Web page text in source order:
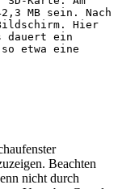
MB sein. Nach
Hier
dauert ein
etwa eine